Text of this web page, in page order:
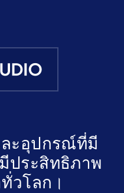
ละอุปกรณ์ที่มี
ประสิทธิภาพ
วโลก।